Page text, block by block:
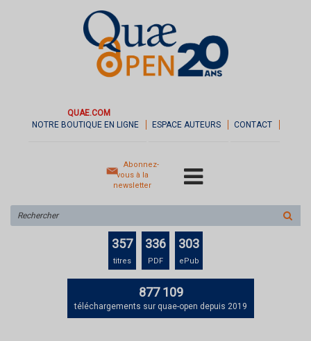
QUAE.COM
NOTRE BOUTIQUE EN LIGNE
ESPACE AUTEURS CONTACT
Abonnez-
vous à la
newsletter
sur
le
357
titres
336
PDF
303
ePub
877 109
téléchargements sur quae-open depuis 2019